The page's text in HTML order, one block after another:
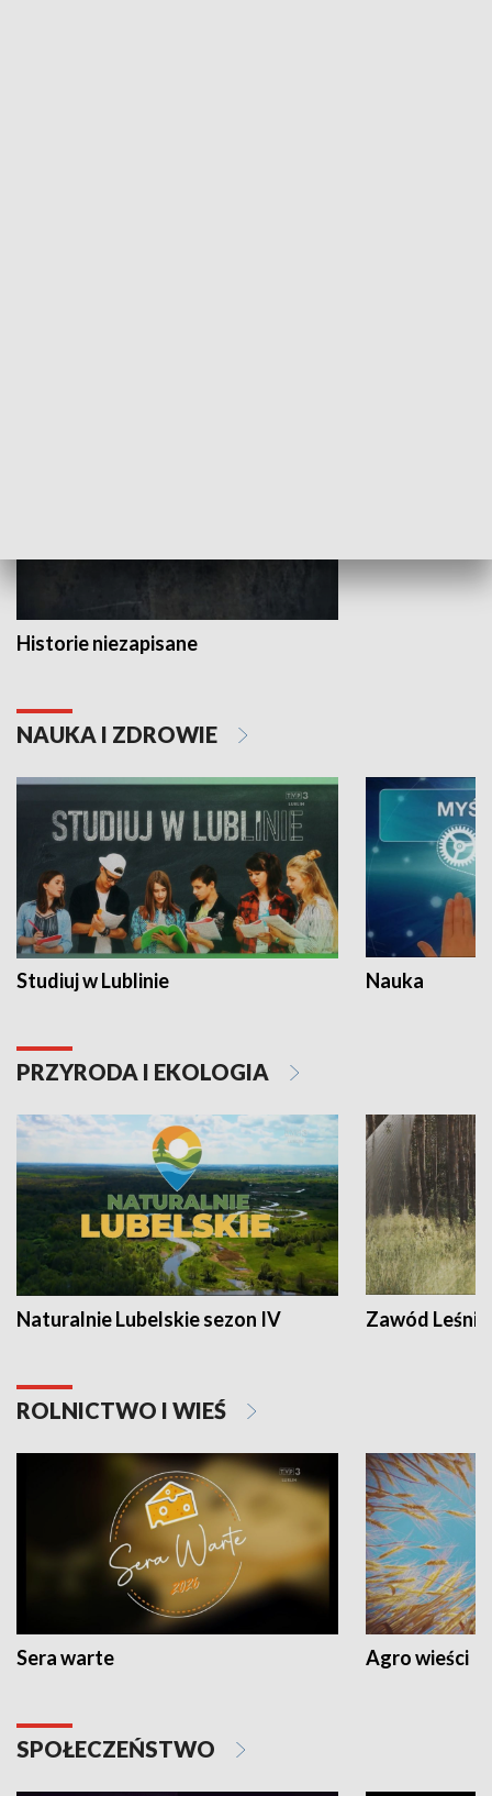
Historie niezapisane
NAUKA I ZDROWIE
Studiuj w Lublinie Nauka
PRZYRODA I EKOLOGIA
Naturalnie Lubelskie sezon IV Zawód Leśnik
ROLNICTWO I WIEŚ
Sera warte Agro wieści
SPOŁECZEŃSTWO